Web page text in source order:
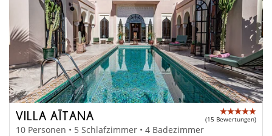
VILLA AÏTANA (15 Bewertungen)
10 Personen • 5 Schlafzimmer • 4 Badezimmer